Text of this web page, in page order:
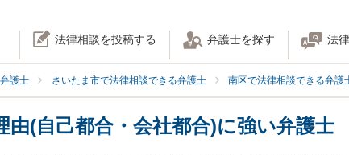
法律相談を投稿する 弁護士を探す 法
護士 さいたま市で法律相談できる弁護士 南区で法律相談できる弁護
(自己都合・会社都合)に強い弁護士